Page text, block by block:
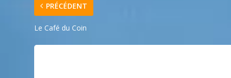
PRÉCÉDENT
Le Café du Coin